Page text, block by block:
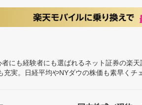
にも経験者にも選ばれるネット証券の楽
実。日経平均やNYダウの株価も素早くチ